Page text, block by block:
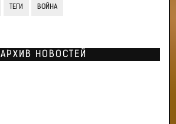
ТЕГИ ВОЙНА
АРХИВ НОВОСТЕЙ